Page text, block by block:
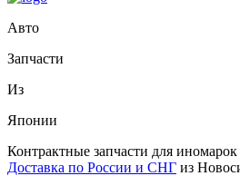
Авто
Запчасти
Из
Японии
Контрактные запчасти для
Доставка по России и СНГ из